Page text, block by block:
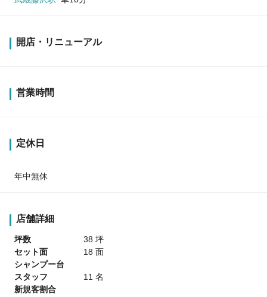
開店・リニューアル
営業時間
定休日
年中無休
店舗詳細
坪数
38 坪
セット面
18 面
シャンプー台
スタッフ
11 名
新規客割合